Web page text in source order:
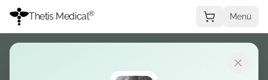
Thetis Medical® Menü